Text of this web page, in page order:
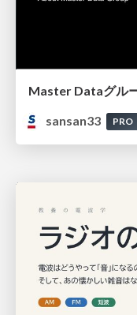
Master Dataグル
sansan33
PRO